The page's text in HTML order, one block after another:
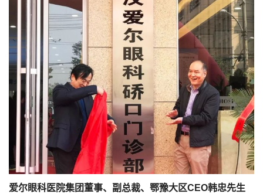
爱尔眼科医院集团董事、副总裁、鄂豫大区CEO韩忠先生